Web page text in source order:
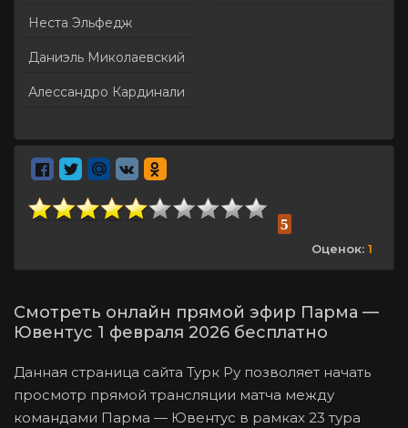
Данная страница сайта Турк Ру позволяет начать
просмотр прямой трансляции матча между
командами Парма — Ювентус в рамках 23 тура
Смотреть онлайн прямой эфир Парма —
Ювентус 1 февраля 2026 бесплатно
Неста Эльфедж
Даниэль Миколаевский
Алессандро Кардинали
5
Оценок: 1